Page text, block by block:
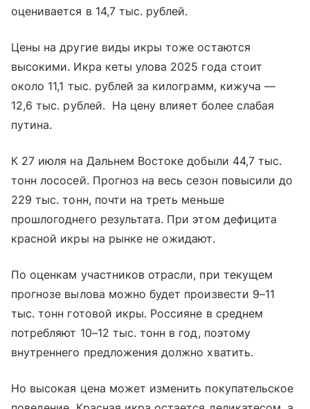
оценивается в 14,7 тыс. рублей.
Цены на другие виды икры тоже остаются
высокими. Икра кеты улова 2025 года стоит
около 11,1 тыс. рублей за килограмм, кижуча —
12,6 тыс. рублей. На цену влияет более слабая
путина.
К 27 июля на Дальнем Востоке добыли 44,7 тыс.
тонн лососей. Прогноз на весь сезон повысили до
229 тыс. тонн, почти на треть меньше
прошлогоднего результата. При этом дефицита
красной икры на рынке не ожидают.
По оценкам участников отрасли, при текущем
прогнозе вылова можно будет произвести 9–11
тыс. тонн готовой икры. Россияне в среднем
потребляют 10–12 тыс. тонн в год, поэтому
внутреннего предложения должно хватить.
Но высокая цена может изменить покупательское